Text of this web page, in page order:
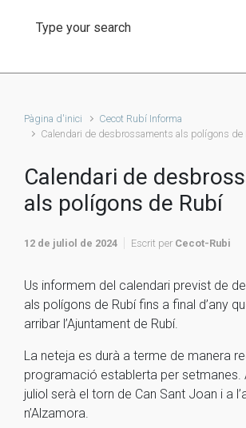
Pàgina d'inici
Cecot Rubí Informa
Calendari de desbrossaments als polígons de
Calendari de
als polígons de Rubí
12 de juliol de 2024 Escrit per Cecot-Rubi
Us informem del calendari previst de
als polígons de Rubí fins a final d’any
arribar l’Ajuntament de Rubí.
La neteja es durà a terme de manera
programació establerta per setmanes.
juliol serà el torn de Can Sant Joan i a
n’Alzamora.